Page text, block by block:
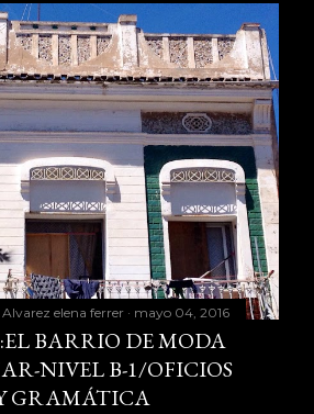
Alvarez elena ferrer mayo 04, 2016
BARRIO DE MODA
NIVEL B-1/OFICIOS
GRAMÁTICA